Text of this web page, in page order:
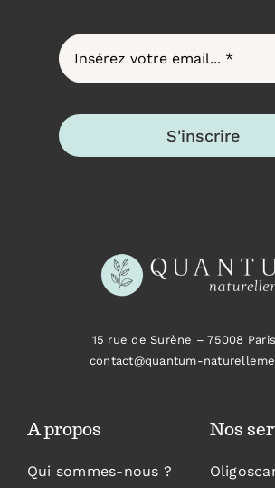
15 rue de Surène –75008
contact@quantum-
A propos
Qui sommes-nous ?
Nos
S'inscrire